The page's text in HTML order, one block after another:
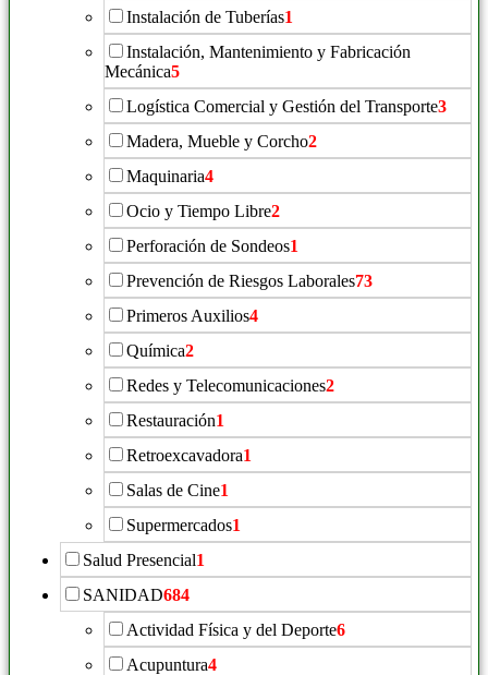
Instalación de Tuberías1
Instalación, Mantenimiento y Fabricación
Mecánica5
Logística Comercial y Gestión del Transporte3
Madera, Mueble y Corcho2
Maquinaria4
Ocio y Tiempo Libre2
Perforación de Sondeos1
Prevención de Riesgos Laborales73
Primeros Auxilios4
Química2
Redes y Telecomunicaciones2
Restauración1
Retroexcavadora1
Salas de Cine1
Supermercados1
Salud Presencial1
SANIDAD684
Actividad Física y del Deporte6
Acupuntura4